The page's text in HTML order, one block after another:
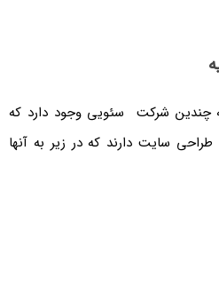
چندین شرکت سئویی وجود دارد که
سایت دارند که در زیر به آنها